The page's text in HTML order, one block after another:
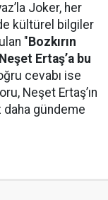
Joker, her
kültürel bilgiler
"Bozkırın
Ertaş’a bu
cevabı ise
Neşet Ertaş’ın
gündeme